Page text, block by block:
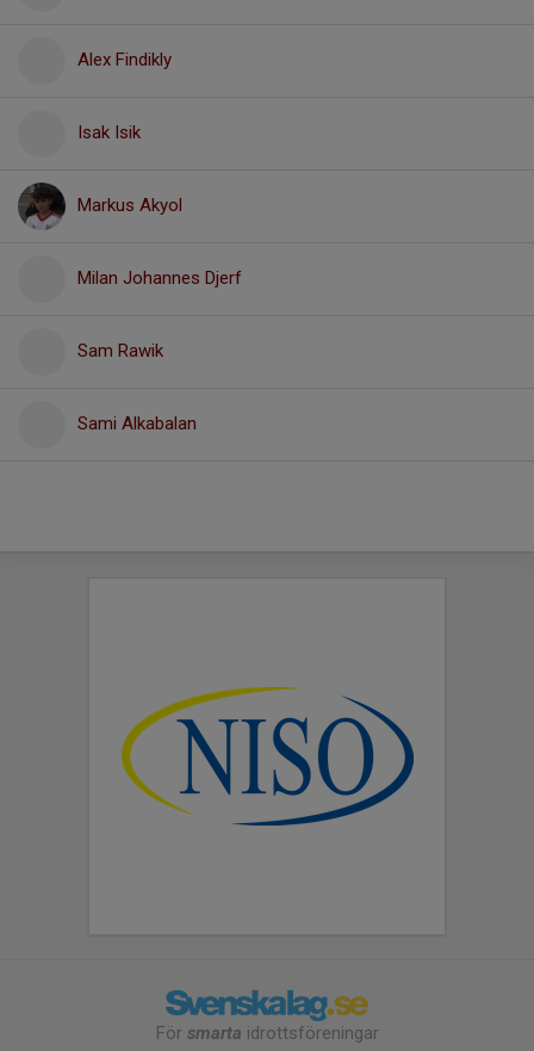
Alex Findikly
Isak Isik
Markus Akyol
Milan Johannes Djerf
Sam Rawik
Sami Alkabalan
För smarta idrottsföreningar